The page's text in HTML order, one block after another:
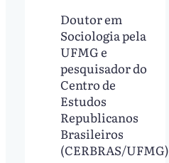
Doutor em
Sociologia pela
UFMG e
pesquisador do
Centro de
Estudos
Republicanos
Brasileiros
(CERBRAS/UFMG)